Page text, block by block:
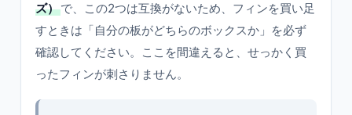
ズ）で、この2つは互換がないため、フィンを買い足
すときは「自分の板がどちらのボックスか」を必ず
確認してください。ここを間違えると、せっかく買
ったフィンが刺さりません。